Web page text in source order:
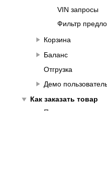
VIN запросы
Фильтр
play_arrow Корзина
play_arrow Баланс
Отгрузка
play_arrow Демо
play_arrow Как заказать товар
Поисковое окно